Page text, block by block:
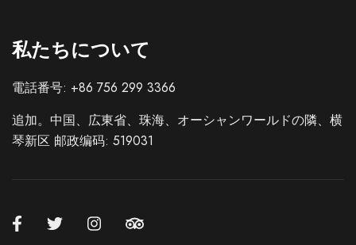
私たちについて
電話番号: +86 756 299 3366
追加。中国、広東省、珠海、オーシャンワールドの隣、横
琴新区 邮政编码: 519031
Spanish